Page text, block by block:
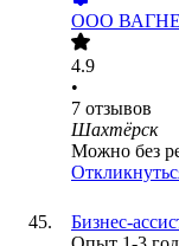
ООО
4.9
•
7 отзывов
Шахтёрск
Можно без
Бизнес-